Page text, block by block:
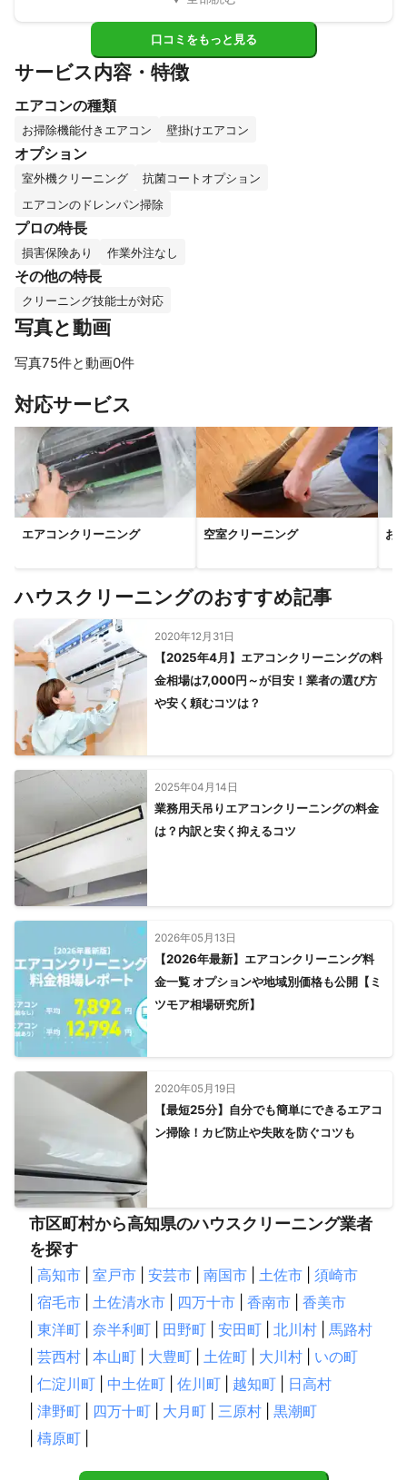
口コミをもっと見る
サービス内容・特徴
エアコンの種類
お掃除機能付きエアコン 壁掛けエアコン
オプション
室外機クリーニング
抗菌コートオプション
エアコンのドレンパン掃除
プロの特長
損害保険あり 作業外注なし
その他の特長
クリーニング技能士が対応
写真と動画
写真75件と動画0件
対応サービス
エアコンクリーニング 空室クリーニング お
ハウスクリーニングのおすすめ記事
2020年12月31日
【2025年4月】エアコンクリーニングの料
金相場は7,000円～が目安！業者の選び方
や安く頼むコツは？
2025年04月14日
業務用天吊りエアコンクリーニングの料金
は？内訳と安く抑えるコツ
2026年05月13日
【2026年最新】エアコンクリーニング料
金一覧 オプションや地域別価格も公開【ミ
ツモア相場研究所】
2020年05月19日
【最短25分】自分でも簡単にできるエアコ
ン掃除！カビ防止や失敗を防ぐコツも
市区町村から高知県のハウスクリーニング業者
を探す
高知市 室戸市 安芸市 南国市 土佐市
須崎市
宿毛市 土佐清水市 四万十市 香南市
香美市
東洋町 奈半利町 田野町 安田町 北川村
馬路村
芸西村 本山町 大豊町 土佐町 大川村
いの町
仁淀川町 中土佐町 佐川町 越知町
日高村
津野町 四万十町 大月町 三原村
黒潮町
檮原町